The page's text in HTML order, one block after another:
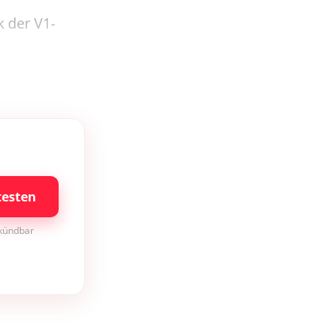
der V1-